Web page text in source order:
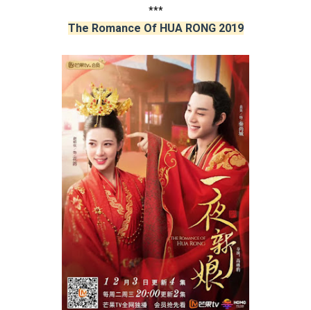
***
The Romance Of HUA RONG 2019